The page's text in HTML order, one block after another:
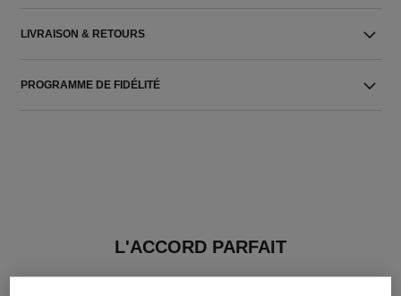
LIVRAISON & RETOURS
PROGRAMME DE FIDÉLITÉ
L'ACCORD PARFAIT